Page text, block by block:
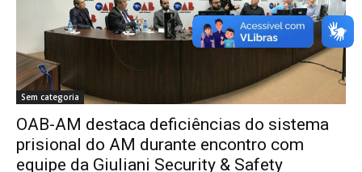
Sem categoria
OAB-AM destaca deficiências do sistema
prisional do AM durante encontro com
equipe da Giuliani Security & Safety